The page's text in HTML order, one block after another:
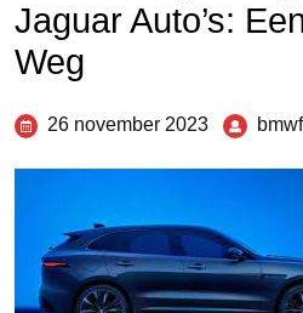
Jaguar Auto’s:
Weg
26 november 2023